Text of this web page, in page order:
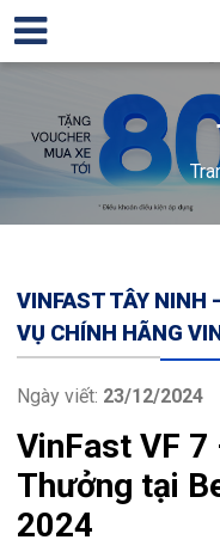
VINFAST TÂY NINH
VỤ CHÍNH HÃNG
Ngày viết: 23/12/2024
VinFast VF 7
Thưởng tại
2024